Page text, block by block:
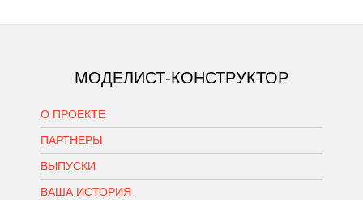
МОДЕЛИСТ-КОНСТРУКТОР
О ПРОЕКТЕ
ПАРТНЕРЫ
ВЫПУСКИ
ВАША ИСТОРИЯ